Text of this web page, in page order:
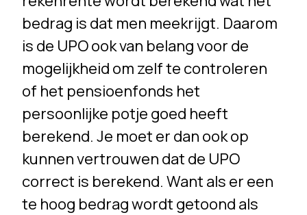
bedrag is dat men meekrijgt. Daarom
is de UPO ook van belang voor de
mogelijkheid om zelf te controleren
of het pensioenfonds het
persoonlijke potje goed heeft
berekend. Je moet er dan ook op
kunnen vertrouwen dat de UPO
correct is berekend. Want als er een
te hoog bedrag wordt getoond als